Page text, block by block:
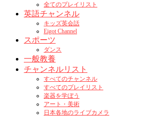
全てのプレイリスト
英語チャンネル
キッズ英会話
Eigot Channel
スポーツ
ダンス
一般教養
チャンネルリスト
すべてのチャンネル
すべてのプレイリスト
楽器を学ぼう
アート・美術
日本各地のライブカメラ